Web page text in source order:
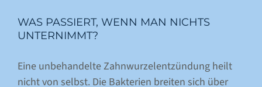
WAS PASSIERT, WENN MAN NICHTS
UNTERNIMMT?
Eine unbehandelte Zahnwurzelentzündung heilt
nicht von selbst. Die Bakterien breiten sich über